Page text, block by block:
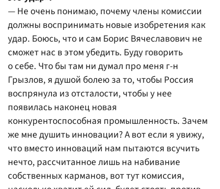
— Не очень понимаю, почему члены комиссии
должны воспринимать новые изобретения как
удар. Боюсь, что и сам Борис Вячеславович не
сможет нас в этом убедить. Буду говорить
о себе. Что бы там ни думал про меня г-н
Грызлов, я душой болею за то, чтобы Россия
воспрянула из отсталости, чтобы у нее
появилась наконец новая
конкурентоспособная промышленность. Зачем
же мне душить инновации? А вот если я увижу,
что вместо инноваций нам пытаются всучить
нечто, рассчитанное лишь на набивание
собственных карманов, вот тут комиссия,